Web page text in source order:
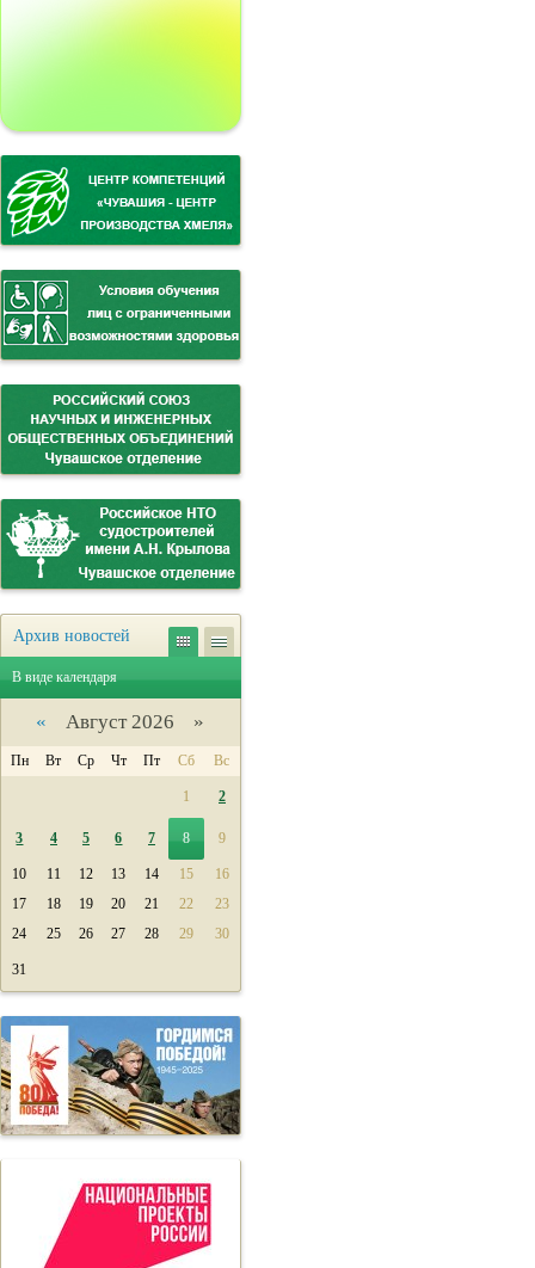
Архив новостей
В виде календаря
« Август 2026 »
Пн Вт Ср Чт Пт Сб Вс
1 2
3 4 5 6 7 8 9
10 11 12 13 14 15
16
17
18 19 20 21 22
23
24
25 26 27 28 29 30
31